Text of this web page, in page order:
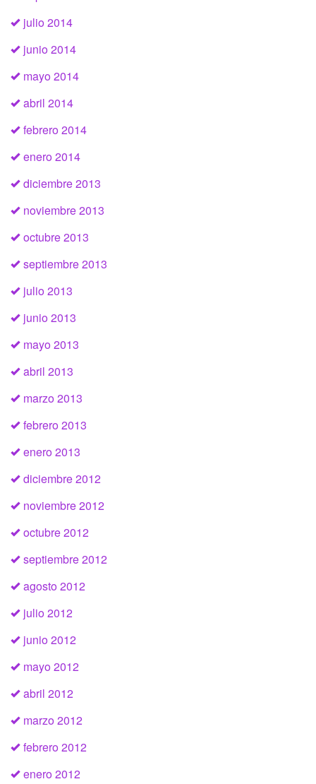
julio 2014
junio 2014
mayo 2014
abril 2014
febrero 2014
enero 2014
diciembre 2013
noviembre 2013
octubre 2013
septiembre 2013
julio 2013
junio 2013
mayo 2013
abril 2013
marzo 2013
febrero 2013
enero 2013
diciembre 2012
noviembre 2012
octubre 2012
septiembre 2012
agosto 2012
julio 2012
junio 2012
mayo 2012
abril 2012
marzo 2012
febrero 2012
enero 2012